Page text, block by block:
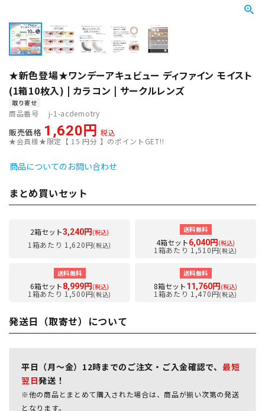
★新色登場★ワンデーアキュビュー ディファイン モイスト
(1箱10枚入) | カラコン | サークルレンズ
取り寄せ
商品番号 j-1-acdemotry
販売価格 1,620
税込
★会員様★限定【 15 円分 】のポイントGET!!
商品についてのお問い合わせ
まとめ買いセット
2箱セット3,240円 (税込)
1箱あたり 1,620円(税込)
送料無料
4箱セット6,040円 (税込)
1箱あたり 1,510円(税込)
送料無料
6箱セット8,999円 (税込)
1箱あたり 1,500円(税込)
送料無料
8箱セット11,760円 (税込)
1箱あたり 1,470円(税込)
発送日（取寄せ）について
平日（月～金）12時までのご注文・ご入金確認で、 最短
翌日発送！
※他の商品とまとめて購入された場合は、商品が揃い次第の発送
となります。